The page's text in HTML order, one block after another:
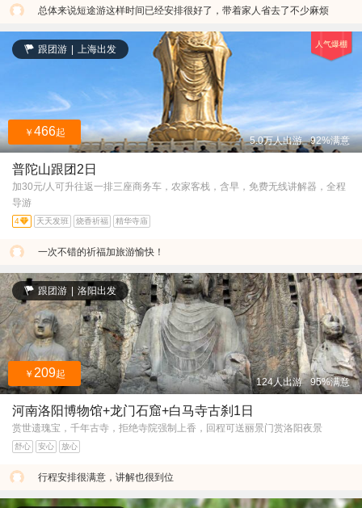
总体来说短途游这样时间已经安排很好了，带着家人省去了不少麻烦
5.0万人出游 92%满意
跟团游 | 上海出发
￥ 466起
人气爆棚
普陀山跟团2日
加30元/人可升往返一排三座商务车，农家客栈，含早，免费无线讲解器，全程
导游
4 天天发班 烧香祈福 精华寺庙
一次不错的祈福加旅游愉快！
124人出游 95%满意
跟团游 | 洛阳出发
￥ 209起
河南洛阳博物馆+龙门石窟+白马寺古刹1日
赏世遗瑰宝，千年古寺，拒绝寺院强制上香，回程可送丽景门赏洛阳夜景
舒心 安心 放心
行程安排很满意，讲解也很到位